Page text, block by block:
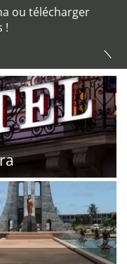
ou télécharger
!